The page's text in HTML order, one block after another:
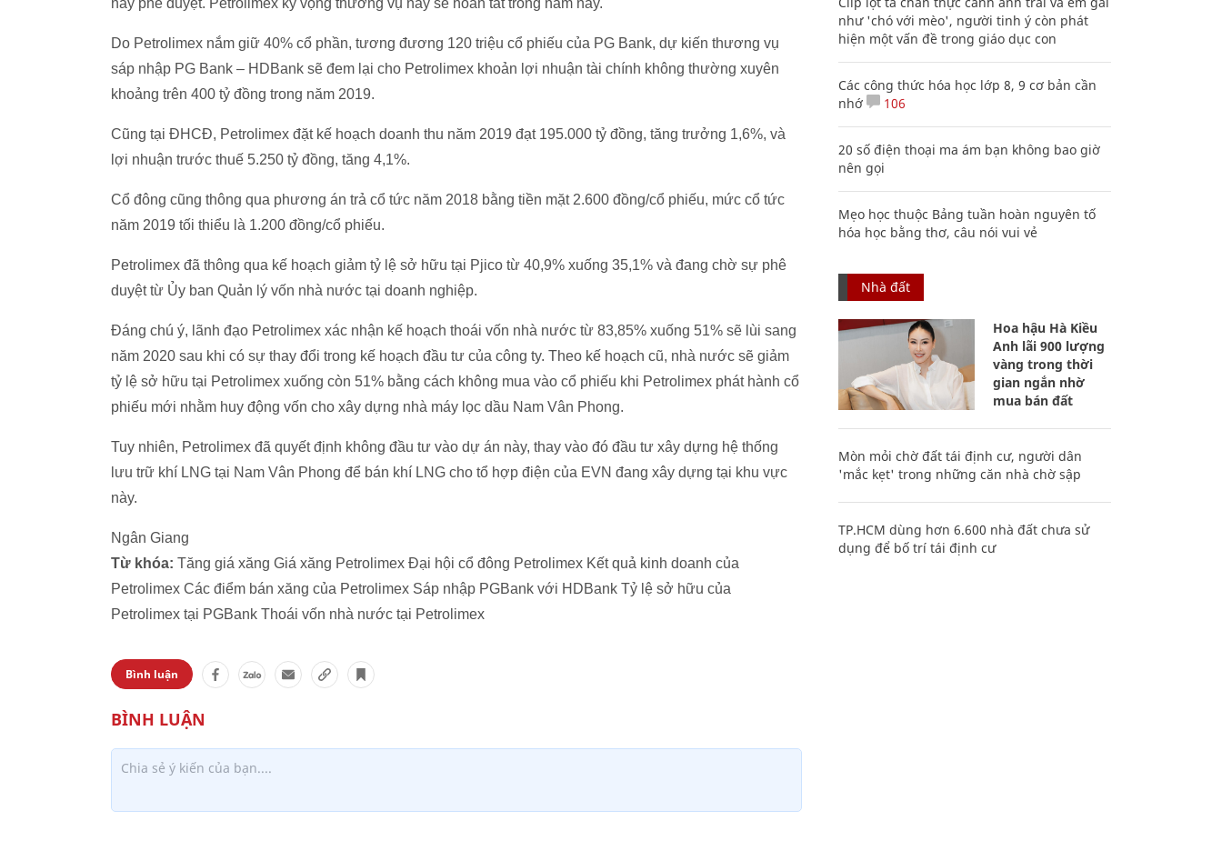
này phê duyệt. Petrolimex kỳ vọng thương vụ này sẽ hoàn tất trong năm nay.
Do Petrolimex nắm giữ 40% cổ phần, tương đương 120 triệu cổ phiếu của PG Bank, dự kiến thương vụ
sáp nhập PG Bank – HDBank sẽ đem lại cho Petrolimex khoản lợi nhuận tài chính không thường xuyên
khoảng trên 400 tỷ đồng trong năm 2019.
Cũng tại ĐHCĐ, Petrolimex đặt kế hoạch doanh thu năm 2019 đạt 195.000 tỷ đồng, tăng trưởng 1,6%, và
lợi nhuận trước thuế 5.250 tỷ đồng, tăng 4,1%.
Cổ đông cũng thông qua phương án trả cổ tức năm 2018 bằng tiền mặt 2.600 đồng/cổ phiếu, mức cổ tức
năm 2019 tối thiểu là 1.200 đồng/cổ phiếu.
Petrolimex đã thông qua kế hoạch giảm tỷ lệ sở hữu tại Pjico từ 40,9% xuống 35,1% và đang chờ sự phê
duyệt từ Ủy ban Quản lý vốn nhà nước tại doanh nghiệp.
Đáng chú ý, lãnh đạo Petrolimex xác nhận kế hoạch thoái vốn nhà nước từ 83,85% xuống 51% sẽ lùi sang
năm 2020 sau khi có sự thay đổi trong kế hoạch đầu tư của công ty. Theo kế hoạch cũ, nhà nước sẽ giảm
tỷ lệ sở hữu tại Petrolimex xuống còn 51% bằng cách không mua vào cổ phiếu khi Petrolimex phát hành cổ
phiếu mới nhằm huy động vốn cho xây dựng nhà máy lọc dầu Nam Vân Phong.
Tuy nhiên, Petrolimex đã quyết định không đầu tư vào dự án này, thay vào đó đầu tư xây dựng hệ thống
lưu trữ khí LNG tại Nam Vân Phong để bán khí LNG cho tổ hợp điện của EVN đang xây dựng tại khu vực
này.
Ngân Giang
Từ khóa: Tăng giá xăng Giá xăng Petrolimex Đại hội cổ đông Petrolimex Kết quả kinh doanh của
Petrolimex Các điểm bán xăng của Petrolimex Sáp nhập PGBank với HDBank Tỷ lệ sở hữu của
Petrolimex tại PGBank Thoái vốn nhà nước tại Petrolimex
Bình luận
như 'chó với mèo', người tinh ý còn phát
hiện một vấn đề trong giáo dục con
Các công thức hóa học lớp 8, 9 cơ bản cần
nhớ
106
20 số điện thoại ma ám bạn không bao giờ
nên gọi
Mẹo học thuộc Bảng tuần hoàn nguyên tố
hóa học bằng thơ, câu nói vui vẻ
Nhà đất
Hoa hậu Hà Kiều
Anh lãi 900 lượng
vàng trong thời
gian ngắn nhờ
mua bán đất
Mòn mỏi chờ đất tái định cư, người dân
'mắc kẹt' trong những căn nhà chờ sập
TP.HCM dùng hơn 6.600 nhà đất chưa sử
dụng để bố trí tái định cư